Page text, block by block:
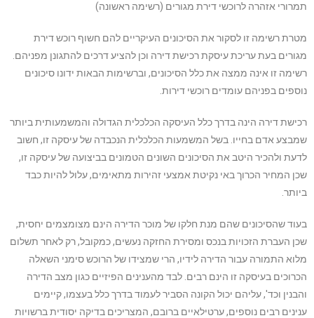
תמרורי אזהרה לרוכשי דירת מגורים (רשימה ראשונה)
מטרת רשימה זו לסקור את הסיכונים העיקריים להם חשוף רוכש דירת
מגורים בעת עריכת עיסקת רכישת דירה וכן להציע דרכים להתגונן מפניהם.
רשימה זו אינה ממצה את כלל הסיכונים, וברשימות הבאות ידונו סיכונים
נוספים בפניהם עומדים רוכשי דירות.
רכישת דירה הינה בדרך כלל העיסקה הכלכלית הגדולה והמשמעותית ביותר
שמבצע אדם בחייו. בשל המשמעות הכלכלית הנכבדה של עיסקה זו, חשוב
לדעת ולהכיר היטב את הסיכונים השונים הטמונים בביצועה של עיסקה זו,
שכן המחיר הכרוך באי נקיטת אמצעי זהירות מתאימים, עלול להיות כבד
ביותר.
בעוד שהסיכונים שהם מנת חלקו של מוכר הדירה הינם מצומצמים יחסית,
שכן העברת הזכויות בנכס ומסירת החזקה נעשים, כמקובל, רק לאחר תשלום
מלוא התמורה עבור הדירה לידיו, הרי שמצידו של הרוכש סימני השאלה
הכרוכים בעיסקה זו הינם רבים. לבד מהענינים הפיזיים כגון מצב הדירה
והבנין וכד', עליהם יכול הקונה הסביר לעמוד בדרך כלל בעצמו, קיימים
ענינים רבים נוספים, ערטילאיים ברובם, המצריכים בדיקה יסודית ברשויות